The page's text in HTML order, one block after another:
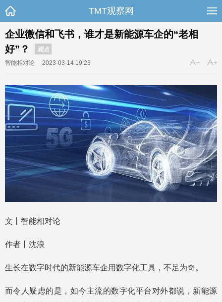
TMT观察网
企业微信和飞书，谁才是新能源车企的“老相
好”？
观点
智能相对论 2023-03-14 19:23
文丨智能相对论
作者丨沈浪
生长在数字时代的新能源车企用数字化工具，不足为奇。
而令人疑虑的是，如今主流的数字化平台对外都说，新能源